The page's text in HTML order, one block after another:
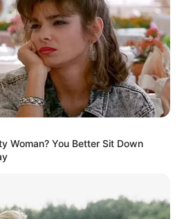
Woman? You Better Sit Down